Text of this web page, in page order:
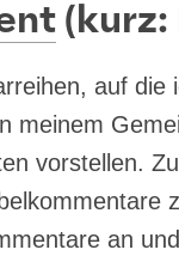
(kurz:
auf
mei­nem
vor­stel­len.
an